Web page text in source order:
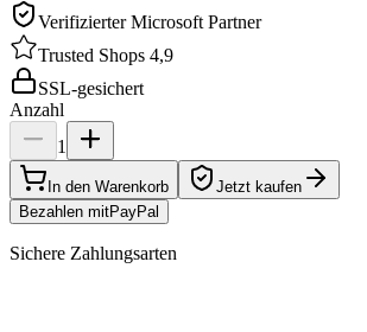
Verifizierter Microsoft Partner
Trusted Shops 4,9
SSL-gesichert
Anzahl
1
In den Warenkorb
Jetzt kaufen
Bezahlen mitPayPal
Sichere Zahlungsarten